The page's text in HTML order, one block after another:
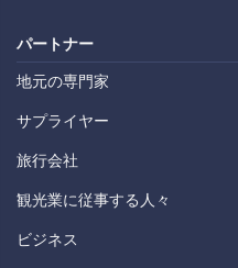
パートナー
地元の専門家
サプライヤー
旅行会社
観光業に従事する人々
ビジネス